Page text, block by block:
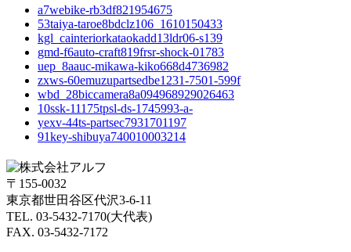
a7webike-rb3df821954675
53taiya-taroe8bdclz106_1610150433
kgl_cainteriorkataokadd13ldr06-s139
gmd-f6auto-craft819frsr-shock-01783
uep_8aauc-mikawa-kiko668d4736982
zxws-60emuzupartsedbe1231-7501-599f
wbd_28biccamera8a094968929026463
10ssk-11175tpsl-ds-1745993-a-
yexv-44ts-partsec7931701197
91key-shibuya740010003214
〒155-0032
東京都世田谷区代沢3-6-11
TEL. 03-5432-7170(大代表)
FAX. 03-5432-7172